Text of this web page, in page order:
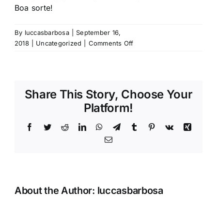
Boa sorte!
By luccasbarbosa
September 16,
2018
Uncategorized Comments Offon
Registar,
e
Share This Story, Choose Your
Platform!
Facebook
TwitterRedditLinkedInWhatsApp
TelegramTumblr Pinterest
Vk
Xing
Email
About the Author: luccasbarbosa